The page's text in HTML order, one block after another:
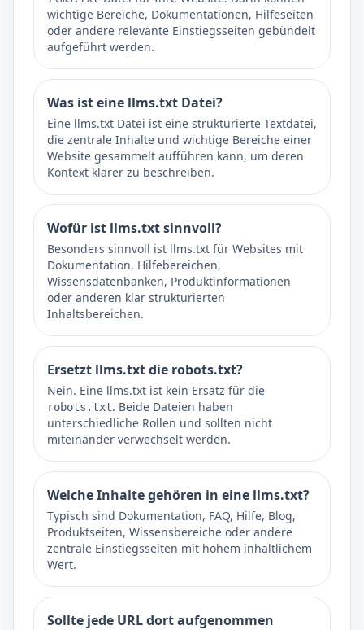
wichtige Bereiche, Dokumentationen, Hilfeseiten
oder andere relevante Einstiegsseiten gebündelt
aufgeführt werden.
Was ist eine llms.txt Datei?
Eine llms.txt Datei ist eine strukturierte Textdatei,
die zentrale Inhalte und wichtige Bereiche einer
Website gesammelt aufführen kann, um deren
Kontext klarer zu beschreiben.
Wofür ist llms.txt sinnvoll?
Besonders sinnvoll ist llms.txt für Websites mit
Dokumentation, Hilfebereichen,
Wissensdatenbanken, Produktinformationen
oder anderen klar strukturierten
Inhaltsbereichen.
Ersetzt llms.txt die robots.txt?
Nein. Eine llms.txt ist kein Ersatz für die
robots.txt. Beide Dateien haben
unterschiedliche Rollen und sollten nicht
miteinander verwechselt werden.
Welche Inhalte gehören in eine llms.txt?
Typisch sind Dokumentation, FAQ, Hilfe, Blog,
Produktseiten, Wissensbereiche oder andere
zentrale Einstiegsseiten mit hohem inhaltlichem
Wert.
Sollte jede URL dort aufgenommen